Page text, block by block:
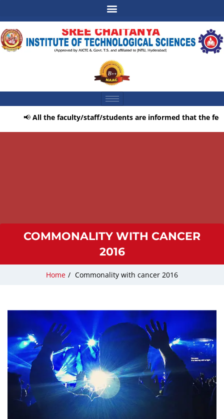
All the faculty/staff/students are informed that the
COMMONALITY WITH CANCER
2016
Home / Commonality with cancer 2016